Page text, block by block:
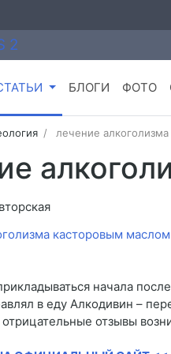
БЛОГИ ФОТО
лечение
начала
в еду Алкодивин –
отзывы